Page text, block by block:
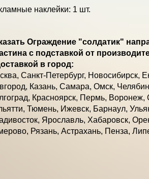
наклейки: 1 шт.
Ограждение "солдатик"
с подставкой от
в город:
Санкт-Петербург, Новосибирск,
Казань, Самара, Омск,
Красноярск, Пермь, Воронеж,
Тюмень, Ижевск, Барнаул,
Ярославль, Хабаровск,
Рязань, Астрахань, Пенза,